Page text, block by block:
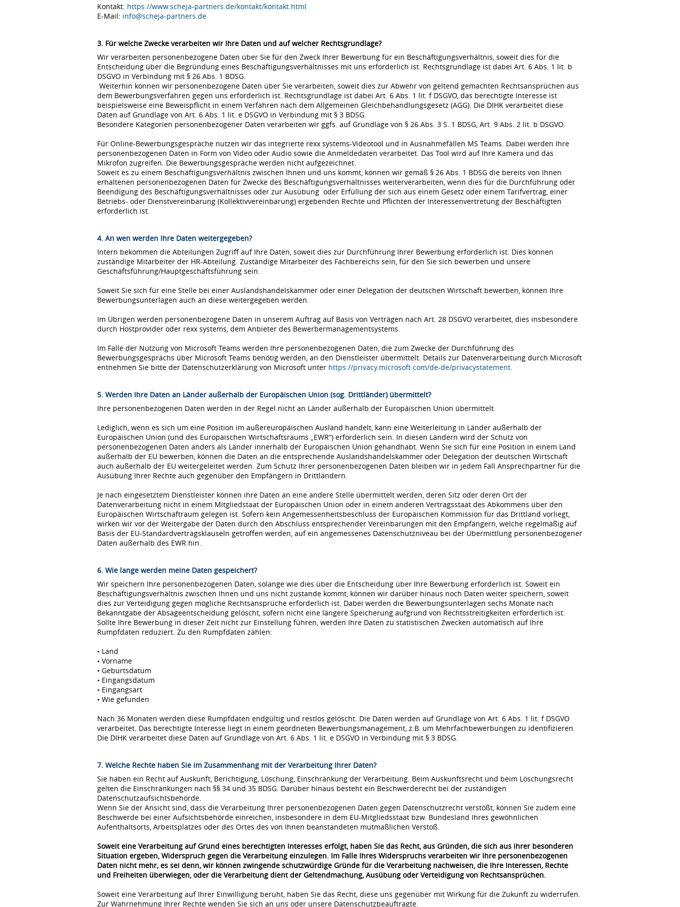
Kontakt: https://www.scheja-partners.de/kontakt/kontakt.html
E-Mail: info@scheja-partners.de
3. Für welche Zwecke verarbeiten wir Ihre Daten und auf welcher Rechtsgrundlage?
Wir verarbeiten personenbezogene Daten über Sie für den Zweck Ihrer Bewerbung für ein Beschäftigungsverhältnis, soweit dies für die
Entscheidung über die Begründung eines Beschäftigungsverhältnisses mit uns erforderlich ist. Rechtsgrundlage ist dabei Art. 6 Abs. 1 lit. b
DSGVO in Verbindung mit § 26 Abs. 1 BDSG.
Weiterhin können wir personenbezogene Daten über Sie verarbeiten, soweit dies zur Abwehr von geltend gemachten Rechtsansprüchen aus
dem Bewerbungsverfahren gegen uns erforderlich ist. Rechtsgrundlage ist dabei Art. 6 Abs. 1 lit. f DSGVO, das berechtigte Interesse ist
beispielsweise eine Beweispflicht in einem Verfahren nach dem Allgemeinen Gleichbehandlungsgesetz (AGG). Die DIHK verarbeitet diese
Daten auf Grundlage von Art. 6 Abs. 1 lit. e DSGVO in Verbindung mit § 3 BDSG.
Besondere Kategorien personenbezogener Daten verarbeiten wir ggfs. auf Grundlage von § 26 Abs. 3 S. 1 BDSG, Art. 9 Abs. 2 lit. b DSGVO.
Für Online-Bewerbungsgespräche nutzen wir das integrierte rexx systems-Videotool und in Ausnahmefällen MS Teams. Dabei werden Ihre
personenbezogenen Daten in Form von Video oder Audio sowie die Anmeldedaten verarbeitet. Das Tool wird auf Ihre Kamera und das
Mikrofon zugreifen. Die Bewerbungsgespräche werden nicht aufgezeichnet.
Soweit es zu einem Beschäftigungsverhältnis zwischen Ihnen und uns kommt, können wir gemäß § 26 Abs. 1 BDSG die bereits von Ihnen
erhaltenen personenbezogenen Daten für Zwecke des Beschäftigungsverhältnisses weiterverarbeiten, wenn dies für die Durchführung oder
Beendigung des Beschäftigungsverhältnisses oder zur Ausübung oder Erfüllung der sich aus einem Gesetz oder einem Tarifvertrag, einer
Betriebs- oder Dienstvereinbarung (Kollektivvereinbarung) ergebenden Rechte und Pflichten der Interessenvertretung der Beschäftigten
erforderlich ist.
4. An wen werden Ihre Daten weitergegeben?
Intern bekommen die Abteilungen Zugriff auf Ihre Daten, soweit dies zur Durchführung Ihrer Bewerbung erforderlich ist. Dies können
zuständige Mitarbeiter der HR-Abteilung. Zuständige Mitarbeiter des Fachbereichs sein, für den Sie sich bewerben und unsere
Geschäftsführung/Hauptgeschäftsführung sein.
Soweit Sie sich für eine Stelle bei einer Auslandshandelskammer oder einer Delegation der deutschen Wirtschaft bewerben, können Ihre
Bewerbungsunterlagen auch an diese weitergegeben werden.
Im Übrigen werden personenbezogene Daten in unserem Auftrag auf Basis von Verträgen nach Art. 28 DSGVO verarbeitet, dies insbesondere
durch Hostprovider oder rexx systems, dem Anbieter des Bewerbermanagementsystems.
Im Falle der Nutzung von Microsoft Teams werden Ihre personenbezogenen Daten, die zum Zwecke der Durchführung des
Bewerbungsgesprächs über Microsoft Teams benötig werden, an den Dienstleister übermittelt. Details zur Datenverarbeitung durch Microsoft
entnehmen Sie bitte der Datenschutzerklärung von Microsoft unter https://privacy.microsoft.com/de-de/privacystatement.
5. Werden Ihre Daten an Länder außerhalb der Europäischen Union (sog. Drittländer) übermittelt?
Ihre personenbezogenen Daten werden in der Regel nicht an Länder außerhalb der Europäischen Union übermittelt.
Lediglich, wenn es sich um eine Position im außereuropäischen Ausland handelt, kann eine Weiterleitung in Länder außerhalb der
Europäischen Union (und des Europäischen Wirtschaftsraums „EWR“) erforderlich sein. In diesen Ländern wird der Schutz von
personenbezogenen Daten anders als Länder innerhalb der Europäischen Union gehandhabt. Wenn Sie sich für eine Position in einem Land
außerhalb der EU bewerben, können die Daten an die entsprechende Auslandshandelskammer oder Delegation der deutschen Wirtschaft
auch außerhalb der EU weitergeleitet werden. Zum Schutz Ihrer personenbezogenen Daten bleiben wir in jedem Fall Ansprechpartner für die
Ausübung Ihrer Rechte auch gegenüber den Empfängern in Drittländern.
Je nach eingesetztem Dienstleister können ihre Daten an eine andere Stelle übermittelt werden, deren Sitz oder deren Ort der
Datenverarbeitung nicht in einem Mitgliedstaat der Europäischen Union oder in einem anderen Vertragsstaat des Abkommens über den
Europäischen Wirtschaftraum gelegen ist. Sofern kein Angemessenheitsbeschluss der Europäischen Kommission für das Drittland vorliegt,
wirken wir vor der Weitergabe der Daten durch den Abschluss entsprechender Vereinbarungen mit den Empfängern, welche regelmäßig auf
Basis der EU-Standardvertragsklauseln getroffen werden, auf ein angemessenes Datenschutzniveau bei der Übermittlung personenbezogener
Daten außerhalb des EWR hin.
6. Wie lange werden meine Daten gespeichert?
Wir speichern Ihre personenbezogenen Daten, solange wie dies über die Entscheidung über Ihre Bewerbung erforderlich ist. Soweit ein
Beschäftigungsverhältnis zwischen Ihnen und uns nicht zustande kommt, können wir darüber hinaus noch Daten weiter speichern, soweit
dies zur Verteidigung gegen mögliche Rechtsansprüche erforderlich ist. Dabei werden die Bewerbungsunterlagen sechs Monate nach
Bekanntgabe der Absageentscheidung gelöscht, sofern nicht eine längere Speicherung aufgrund von Rechtsstreitigkeiten erforderlich ist.
Sollte Ihre Bewerbung in dieser Zeit nicht zur Einstellung führen, werden Ihre Daten zu statistischen Zwecken automatisch auf Ihre
Rumpfdaten reduziert. Zu den Rumpfdaten zählen:
• Land
• Vorname
• Geburtsdatum
• Eingangsdatum
• Eingangsart
• Wie gefunden
Nach 36 Monaten werden diese Rumpfdaten endgültig und restlos gelöscht. Die Daten werden auf Grundlage von Art. 6 Abs. 1 lit. f DSGVO
verarbeitet. Das berechtigte Interesse liegt in einem geordneten Bewerbungsmanagement, z.B. um Mehrfachbewerbungen zu identifizieren.
Die DIHK verarbeitet diese Daten auf Grundlage von Art. 6 Abs. 1 lit. e DSGVO in Verbindung mit § 3 BDSG.
7. Welche Rechte haben Sie im Zusammenhang mit der Verarbeitung Ihrer Daten?
Sie haben ein Recht auf Auskunft, Berichtigung, Löschung, Einschränkung der Verarbeitung. Beim Auskunftsrecht und beim Löschungsrecht
gelten die Einschränkungen nach §§ 34 und 35 BDSG. Darüber hinaus besteht ein Beschwerderecht bei der zuständigen
Datenschutzaufsichtsbehörde.
Wenn Sie der Ansicht sind, dass die Verarbeitung Ihrer personenbezogenen Daten gegen Datenschutzrecht verstößt, können Sie zudem eine
Beschwerde bei einer Aufsichtsbehörde einreichen, insbesondere in dem EU-Mitgliedsstaat bzw. Bundesland Ihres gewöhnlichen
Aufenthaltsorts, Arbeitsplatzes oder des Ortes des von Ihnen beanstandeten mutmaßlichen Verstoß.
Soweit eine Verarbeitung auf Grund eines berechtigten Interesses erfolgt, haben Sie das Recht, aus Gründen, die sich aus ihrer besonderen
Situation ergeben, Widerspruch gegen die Verarbeitung einzulegen. Im Falle Ihres Widerspruchs verarbeiten wir Ihre personenbezogenen
Daten nicht mehr, es sei denn, wir können zwingende schutzwürdige Gründe für die Verarbeitung nachweisen, die Ihre Interessen, Rechte
und Freiheiten überwiegen, oder die Verarbeitung dient der Geltendmachung, Ausübung oder Verteidigung von Rechtsansprüchen.
Soweit eine Verarbeitung auf Ihrer Einwilligung beruht, haben Sie das Recht, diese uns gegenüber mit Wirkung für die Zukunft zu widerrufen.
Zur Wahrnehmung Ihrer Rechte wenden Sie sich an uns oder unsere Datenschutzbeauftragte.